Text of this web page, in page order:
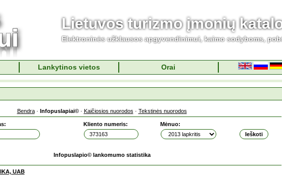
Lietuvos turizmo įmonių
Elektroninės užklausos apgyvendinimui, kaimo sodyboms,
Lankytinos vietos Orai
Bendra· Infopuslapiai©· Kaičiosios nuorodos · Tekstinės nuorodos
Kliento numeris: Mėnuo:
Infopuslapio© lankomumo statistika
UAB